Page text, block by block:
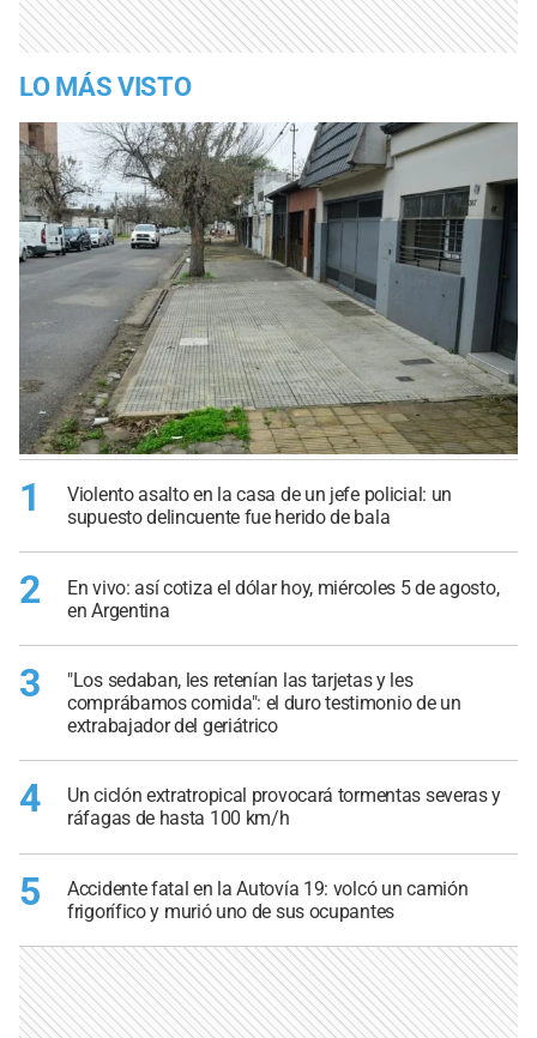
LO MÁS VISTO
1
Violento asalto en la casa de un jefe policial: un
supuesto delincuente fue herido de bala
2
En vivo: así cotiza el dólar hoy, miércoles 5 de agosto,
en Argentina
3
"Los sedaban, les retenían las tarjetas y les
comprábamos comida": el duro testimonio de un
extrabajador del geriátrico
4
Un ciclón extratropical provocará tormentas severas y
ráfagas de hasta 100 km/h
5
Accidente fatal en la Autovía 19: volcó un camión
frigorífico y murió uno de sus ocupantes